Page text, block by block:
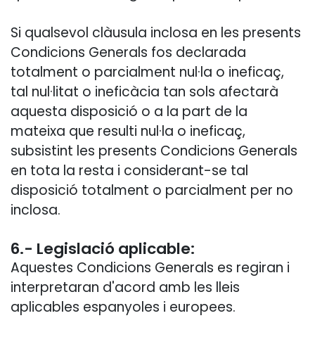
Si qualsevol clàusula inclosa en les presents
Condicions Generals fos declarada
totalment o parcialment nul·la o ineficaç,
tal nul·litat o ineficàcia tan sols afectarà
aquesta disposició o a la part de la
mateixa que resulti nul·la o ineficaç,
subsistint les presents Condicions Generals
en tota la resta i considerant-se tal
disposició totalment o parcialment per no
inclosa.
6.- Legislació aplicable:
Aquestes Condicions Generals es regiran i
interpretaran d'acord amb les lleis
aplicables espanyoles i europees.